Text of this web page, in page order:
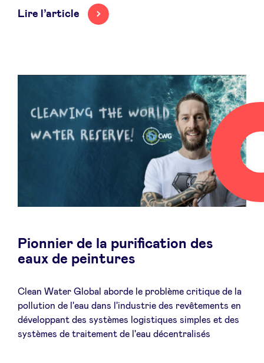
Lire l’article
Pionnier de la purification des
eaux de peintures
Clean Water Global aborde le problème critique de la
pollution de l'eau dans l'industrie des revêtements en
développant des systèmes logistiques simples et des
systèmes de traitement de l'eau décentralisés